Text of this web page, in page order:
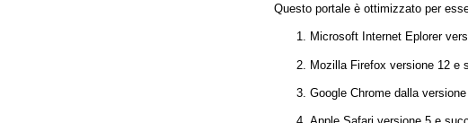
Questo portale è ottimizzato per
Microsoft Internet Eplorer
Mozilla Firefox versione 12 e
Google Chrome dalla versione